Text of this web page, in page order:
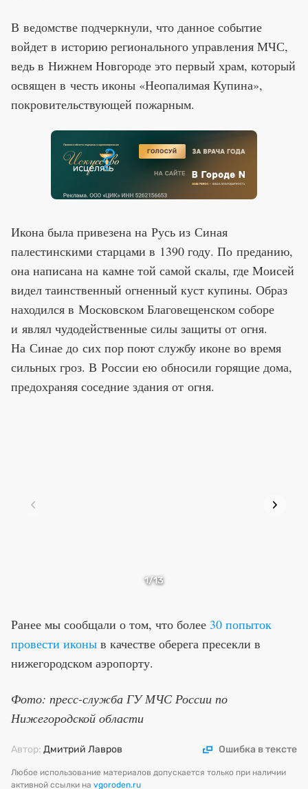
В ведомстве подчеркнули, что данное событие
войдет в историю регионального управления МЧС,
ведь в Нижнем Новгороде это первый храм, который
освящен в честь иконы «Неопалимая Купина»,
покровительствующей пожарным.
Икона была привезена на Русь из Синая
палестинскими старцами в 1390 году. По преданию,
она написана на камне той самой скалы, где Моисей
видел таинственный огненный куст купины. Образ
находился в Московском Благовещенском соборе
и являл чудодейственные силы защиты от огня.
На Синае до сих пор поют службу иконе во время
сильных гроз. В России ею обносили горящие дома,
предохраняя соседние здания от огня.
1/13
Ранее мы сообщали о том, что более 30 попыток
провести иконы в качестве оберега пресекли в
нижегородском аэропорту.
Фото: пресс-служба ГУ МЧС России по
Нижегородской области
Автор: Дмитрий Лавров Ошибка в тексте
Любое использование материалов допускается только при наличии
активной ссылки на vgoroden.ru